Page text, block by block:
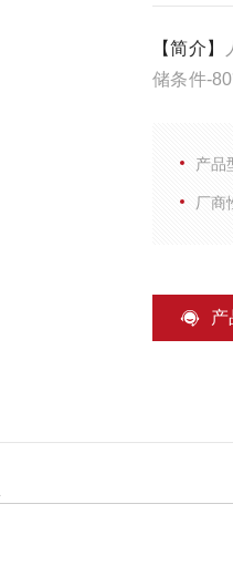
【简介】
储条件-
产品
厂商
产